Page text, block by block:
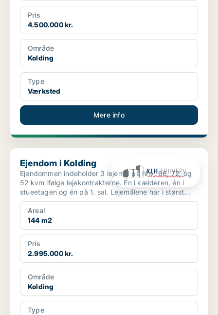
Pris
4.500.000 kr.
Område
Kolding
Type
Værksted
Mere info
Ejendom i Kolding
Ejendom i Kolding
Ejendommen indeholder 3 lejemål på hhv. 66, 72, og
52 kvm ifølge lejekontrakterne. Én i kælderen, én i
stueetagen og én på 1. sal. Lejemålene har i størst...
Areal
144 m2
Pris
2.995.000 kr.
Område
Kolding
Type